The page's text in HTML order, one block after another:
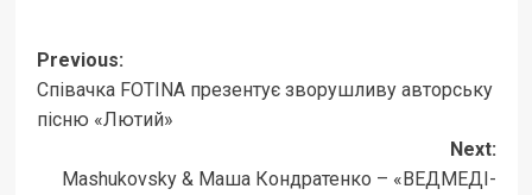
Post
navigation
Previous:
Співачка FOTINA презентує зворушливу авторську
пісню «Лютий»
Next:
Mashukovsky & Маша Кондратенко – «ВЕДМЕДІ-